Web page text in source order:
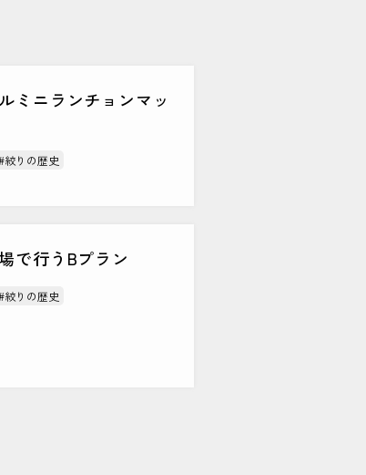
ミニランチョンマッ
絞りの歴史
で行うBプラン
絞りの歴史